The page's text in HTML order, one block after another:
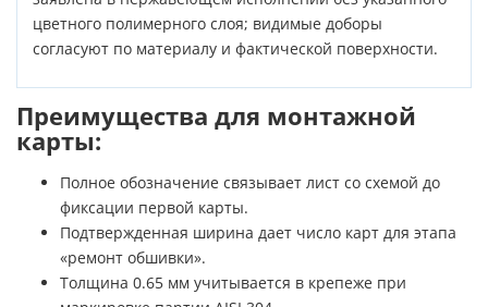
цветного полимерного слоя; видимые доборы
согласуют по материалу и фактической поверхности.
Преимущества для монтажной
карты:
Полное обозначение связывает лист со схемой до
фиксации первой карты.
Подтвержденная ширина дает число карт для этапа
«ремонт обшивки».
Толщина 0.65 мм учитывается в крепеже при